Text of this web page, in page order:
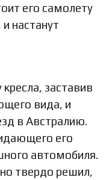
его самолету
настанут
заставив
вида, и
в Австралию.
его
автомобиля.
твердо решил,